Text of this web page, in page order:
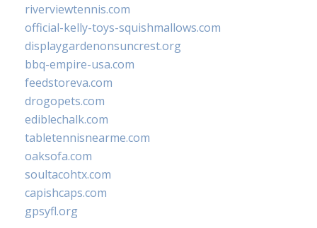
riverviewtennis.com
official-kelly-toys-squishmallows.com
displaygardenonsuncrest.org
bbq-empire-usa.com
feedstoreva.com
drogopets.com
ediblechalk.com
tabletennisnearme.com
oaksofa.com
soultacohtx.com
capishcaps.com
gpsyfl.org